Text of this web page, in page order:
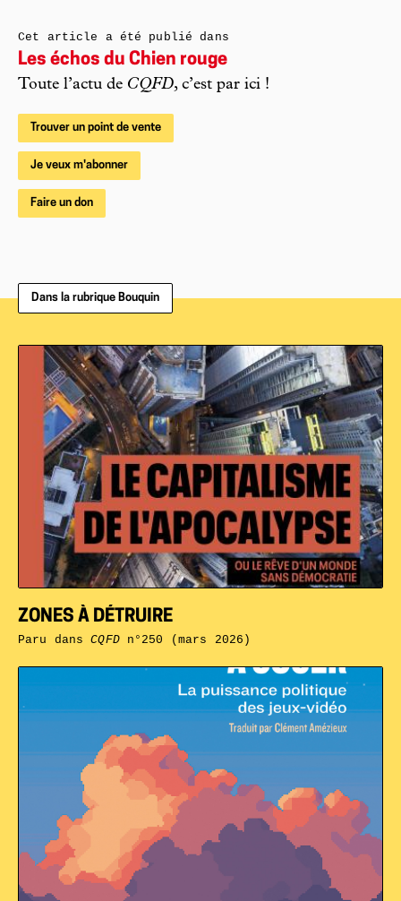
Cet article a été publié dans
Les échos du Chien rouge
Toute l’actu de CQFD, c’est par ici !
Trouver un point de vente
Je veux m'abonner
Faire un don
Dans la rubrique Bouquin
ZONES À DÉTRUIRE
Paru dansCQFDn°250 (mars 2026)